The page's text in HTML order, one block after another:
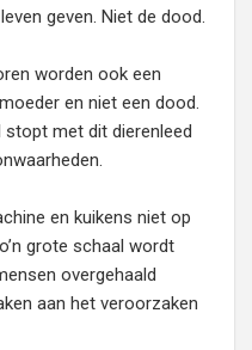
geven. Niet de dood.
worden ook een
en niet een dood.
stopt met dit dierenleed
en kuikens niet op
grote schaal wordt
overgehaald
aan het veroorzaken